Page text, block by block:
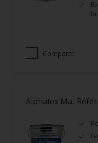
Comparer
Alphatex Mat